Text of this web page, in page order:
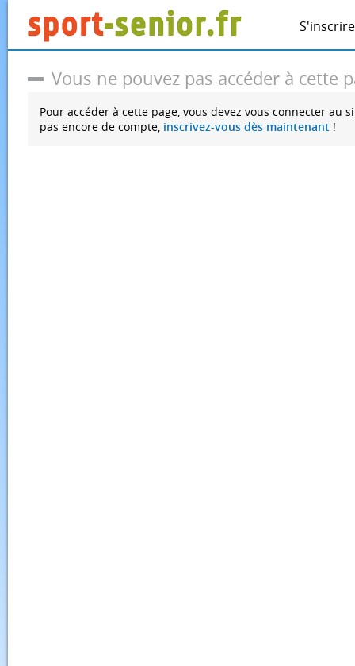
S'inscrire
Vous ne pouvez pas accéder à cette
Pour accéder à cette page, vous devez vous connecter au
pas encore de compte, inscrivez-vous dès maintenant !